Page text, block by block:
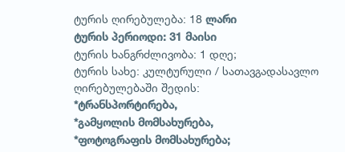
ტურის ღირებულება: 18 ლარი
ტურის პერიოდი: 31 მაისი
ტურის ხანგრძლივობა: 1 დღე;
ტურის სახე: კულტურული / სათავგადასავლო
ღირებულებაში შედის:
*ტრანსპორტირება,
*გამყოლის მომსახურება,
*ფოტოგრაფის მომსახურება;